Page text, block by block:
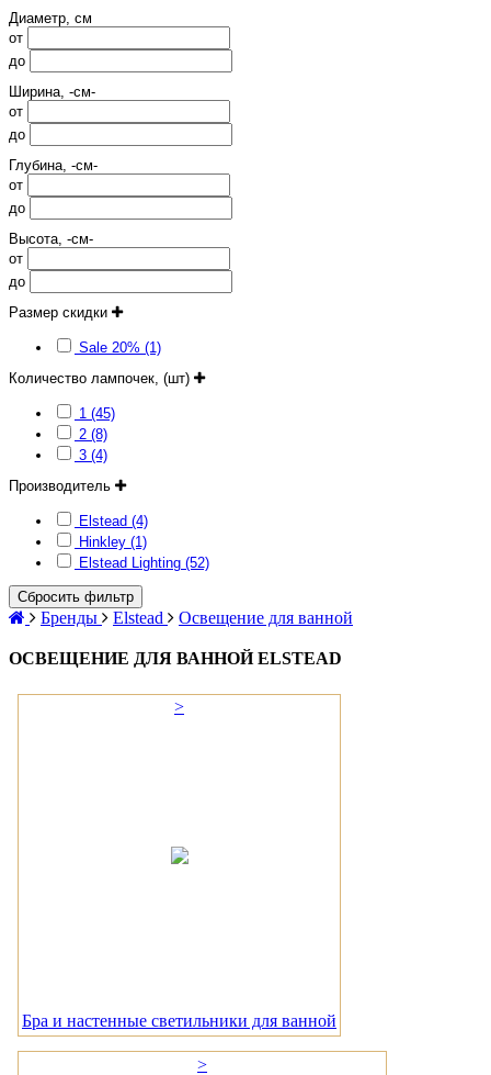
Диаметр, см
от
до
Ширина, -см-
от
до
Глубина, -см-
от
до
Высота, -см-
от
до
Размер скидки
Sale 20% (1)
Количество лампочек, (шт)
1 (45)
2 (8)
3 (4)
Производитель
Elstead (4)
Hinkley (1)
Elstead Lighting (52)
Сбросить фильтр
Бренды Elstead Освещение для ванной
ОСВЕЩЕНИЕ ДЛЯ ВАННОЙ ELSTEAD
>
Бра и настенные светильники для ванной
>